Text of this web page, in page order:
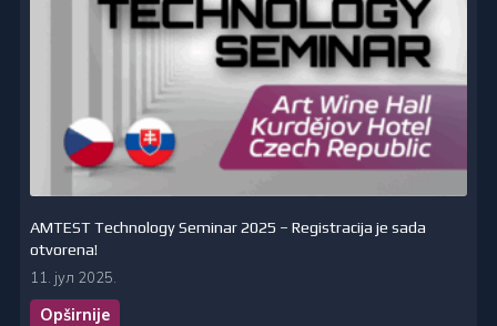
AMTEST Technology Seminar 2025 – Registracija je sada
otvorena!
11. јул 2025.
Opširnije